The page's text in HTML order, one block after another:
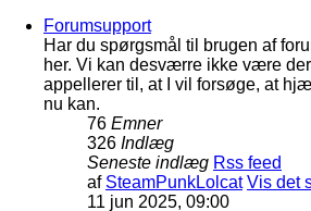
Forumsupport
Har du spørgsmål til brugen af
her. Vi kan desværre ikke være
appellerer til, at I vil forsøge, at
nu kan.
76 Emner
326 Indlæg
Seneste indlæg Rss feed
af SteamPunkLolcat Vis det
11 jun 2025, 09:00